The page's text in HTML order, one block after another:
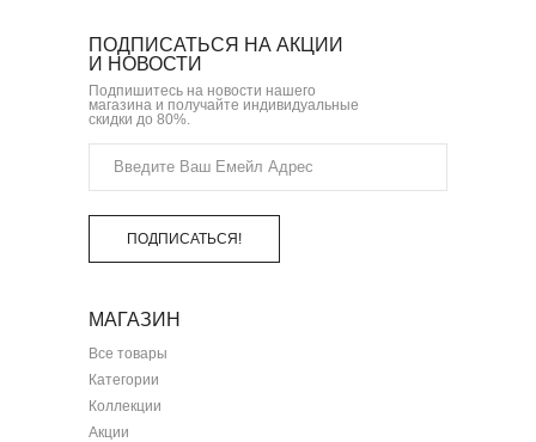
ПОДПИСАТЬСЯ НА АКЦИИ
И НОВОСТИ
Подпишитесь на новости нашего
магазина и получайте индивидуальные
скидки до 80%.
ПОДПИСАТЬСЯ!
МАГАЗИН
Все товары
Категории
Коллекции
Акции